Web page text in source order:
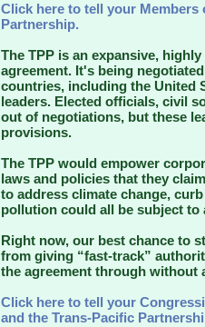
Click here to tell your
Partnership.
The TPP is an expansive,
agreement. It's being
countries, including the United
leaders. Elected officials, civil
out of negotiations, but these
provisions.
The TPP would empower
laws and policies that they
to address climate change,
pollution could all be subject to
Right now, our best chance to
from giving “fast-track”
the agreement through without
Click here to tell your
and the Trans-Pacific